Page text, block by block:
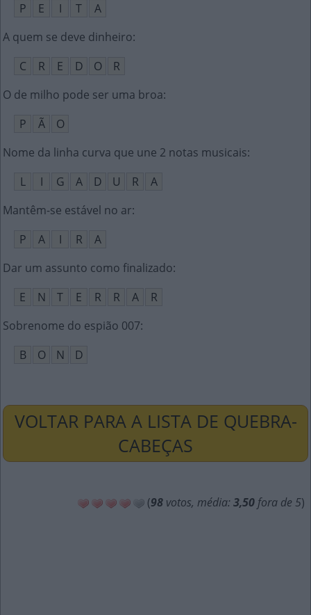
P
E I T
A
A quem se deve dinheiro:
C
R E D O
R
O de milho pode ser uma broa:
P
Ã
O
Nome da linha curva que une 2 notas musicais:
L
I G A D U R
A
Mantêm-se estável no ar:
P
A I R
A
Dar um assunto como finalizado:
E
N T E R R A
R
Sobrenome do espião 007:
B
O N D
VOLTAR PARA A LISTA DE QUEBRA-
CABEÇAS
(98 votos, média: 3,50 fora de 5)